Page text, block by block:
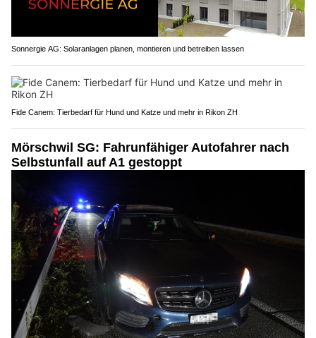
Sonnergie AG: Solaranlagen planen, montieren und betreiben lassen
Fide Canem: Tierbedarf für Hund und Katze und mehr in Rikon ZH
Mörschwil SG: Fahrunfähiger Autofahrer nach
Selbstunfall auf A1 gestoppt